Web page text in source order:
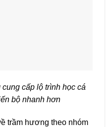
cấp lộ trình học cá
bộ nhanh hơn
trầm hương theo nhóm